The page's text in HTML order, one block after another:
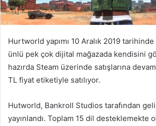
Hurtworld yapımı 10 Aralık 2019
ünlü pek çok dijital mağazada kendisini
hazırda Steam üzerinde satışlarına
TL fiyat etiketiyle satılıyor.
Hutworld, Bankroll Studios tarafından
yayınlandı. Toplam 15 dil desteklemekte